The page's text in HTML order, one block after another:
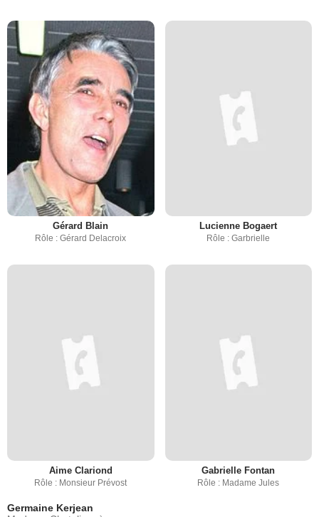
Gérard Blain
Rôle : Gérard Delacroix
Lucienne Bogaert
Rôle : Garbrielle
Aime Clariond
Rôle : Monsieur Prévost
Gabrielle Fontan
Rôle : Madame Jules
Germaine Kerjean